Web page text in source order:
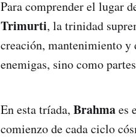
Para comprender el lugar
Trimurti, la trinidad
creación, mantenimiento y
enemigas, sino como
En esta tríada, Brahmaes
comienzo de cada ciclo